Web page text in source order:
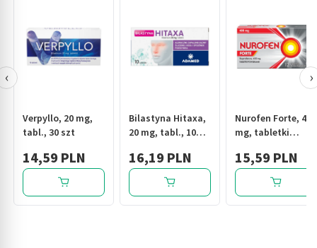
Verpyllo, 20 mg,
tabl., 30 szt
14,59 PLN
Bilastyna Hitaxa,
20 mg, tabl., 10
16,19 PLN
Nurofen Forte, 400
mg, tabletki
15,59 PLN
‹ ›